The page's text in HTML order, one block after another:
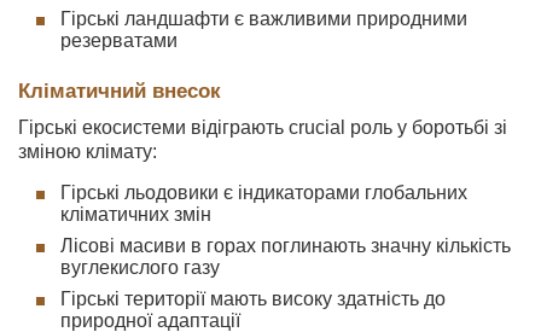
Гірські ландшафти є важливими природними
резерватами
Кліматичний внесок
Гірські екосистеми відіграють crucial роль у боротьбі зі
зміною клімату:
Гірські льодовики є індикаторами глобальних
кліматичних змін
Лісові масиви в горах поглинають значну кількість
вуглекислого газу
Гірські території мають високу здатність до
природної адаптації